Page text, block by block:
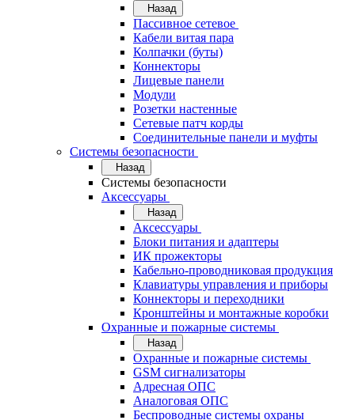
Назад
Пассивное сетевое
Кабели витая пара
Колпачки (буты)
Коннекторы
Лицевые панели
Модули
Розетки настенные
Сетевые патч корды
Соединительные панели и муфты
Системы безопасности
Назад
Системы безопасности
Аксессуары
Назад
Аксессуары
Блоки питания и адаптеры
ИК прожекторы
Кабельно-проводниковая продукция
Клавиатуры управления и приборы
Коннекторы и переходники
Кронштейны и монтажные коробки
Охранные и пожарные системы
Назад
Охранные и пожарные системы
GSM сигнализаторы
Адресная ОПС
Аналоговая ОПС
Беспроводные системы охраны